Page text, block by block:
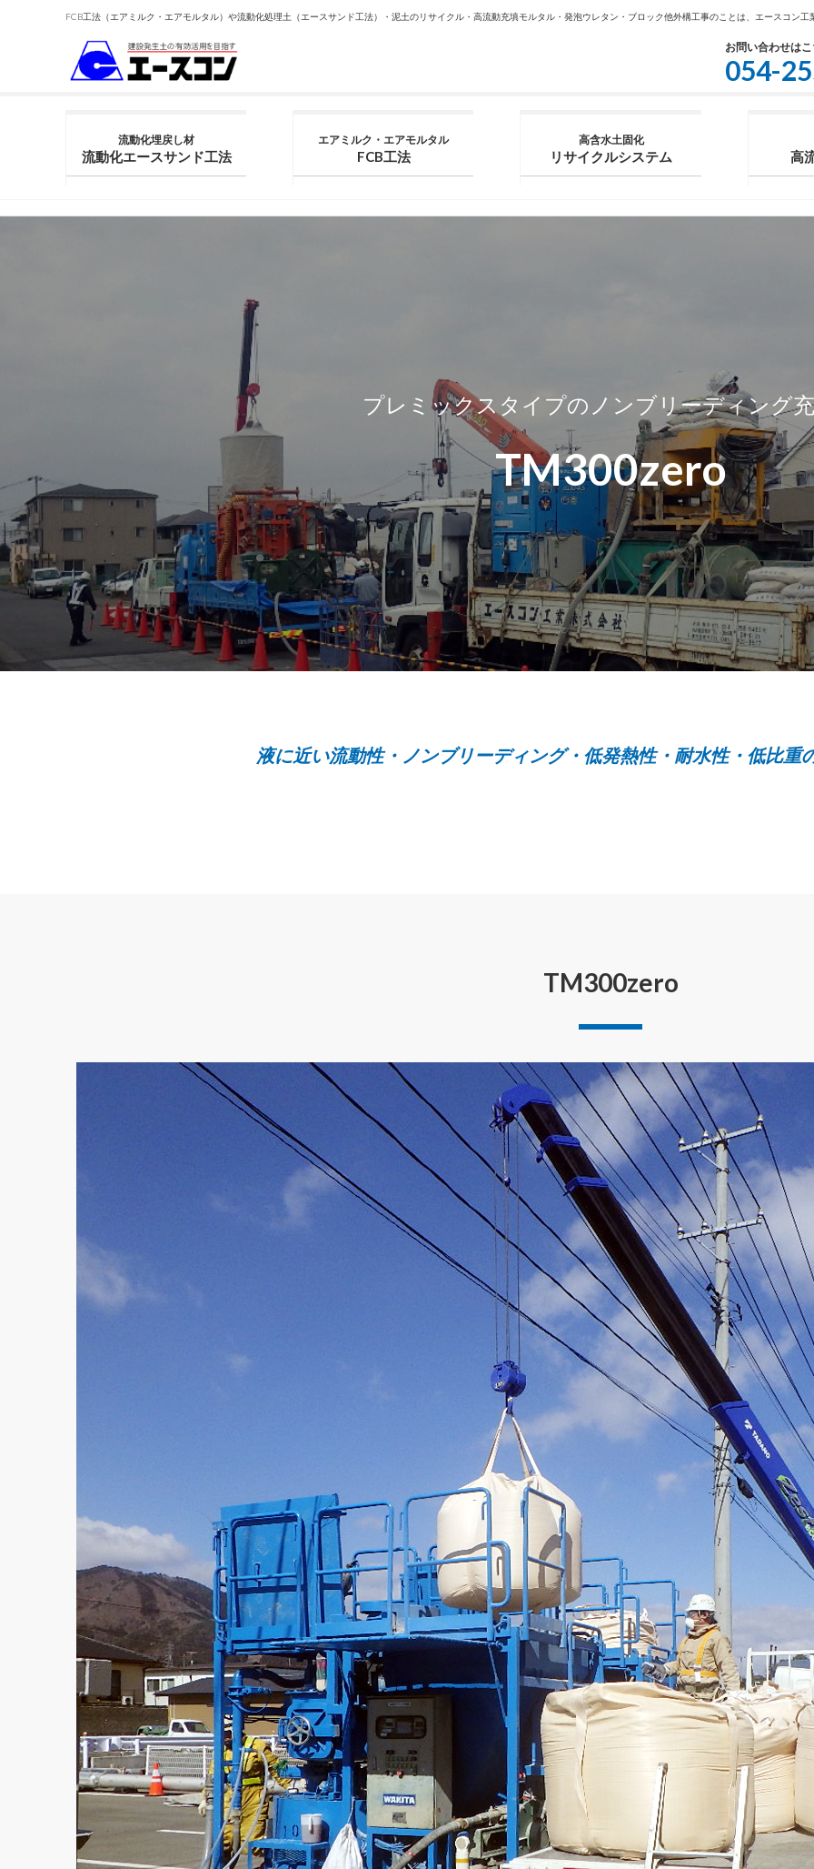
FCB工法（エアミルク・エアモルタル）や流動化処理土（エースサンド工法）・泥土のリサイクル・高流動充填モルタル・発泡ウレタン・ブロック他外構工事のことは、エースコン工
お問い合わせは
054-
流動化埋戻し材
流動化エースサンド工法
エアミルク・エアモルタル
FCB工法
高含水土固化
リサイクルシステム 高
プレミックスタイプのノンブリーディング
TM300zero
液に近い流動性・ノンブリーディング・低発熱性・耐水性・低比重
TM300zero